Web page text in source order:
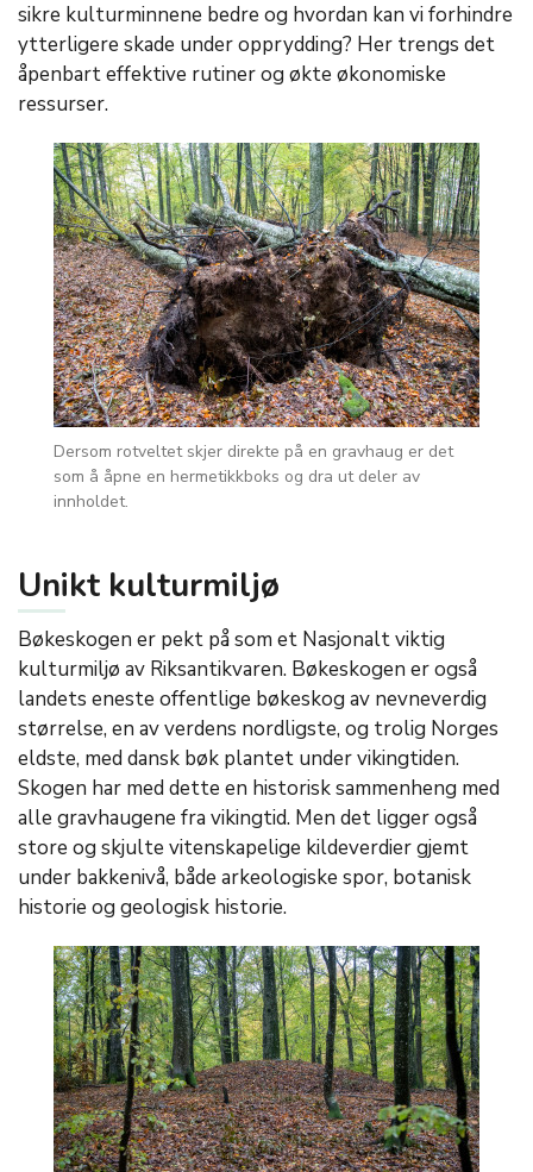
sikre kulturminnene bedre og hvordan kan vi forhindre
ytterligere skade under opprydding? Her trengs det
åpenbart effektive rutiner og økte økonomiske
ressurser.
Dersom rotveltet skjer direkte på en gravhaug er det
som å åpne en hermetikkboks og dra ut deler av
innholdet.
Unikt kulturmiljø
Bøkeskogen er pekt på som et Nasjonalt viktig
kulturmiljø av Riksantikvaren. Bøkeskogen er også
landets eneste offentlige bøkeskog av nevneverdig
størrelse, en av verdens nordligste, og trolig Norges
eldste, med dansk bøk plantet under vikingtiden.
Skogen har med dette en historisk sammenheng med
alle gravhaugene fra vikingtid. Men det ligger også
store og skjulte vitenskapelige kildeverdier gjemt
under bakkenivå, både arkeologiske spor, botanisk
historie og geologisk historie.